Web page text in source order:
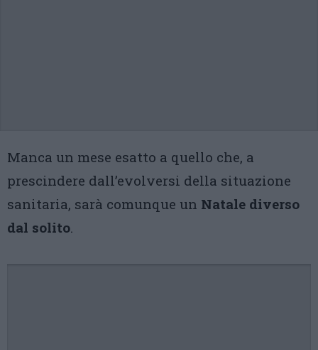
Manca un mese esatto a quello che, a
prescindere dall’evolversi della situazione
sanitaria, sarà comunque un Natale diverso
dal solito.